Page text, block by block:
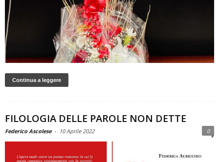
Continua a leggere
FILOLOGIA DELLE PAROLE NON DETTE
Federico Ascolese - 10 Aprile 2022 0